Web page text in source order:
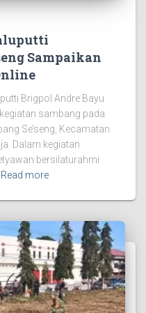
Sampaikan
Brigpol Andre Bayu
sambang pada
Se’seng, Kecamatan
Dalam kegiatan
bersilaturahmi
Read more